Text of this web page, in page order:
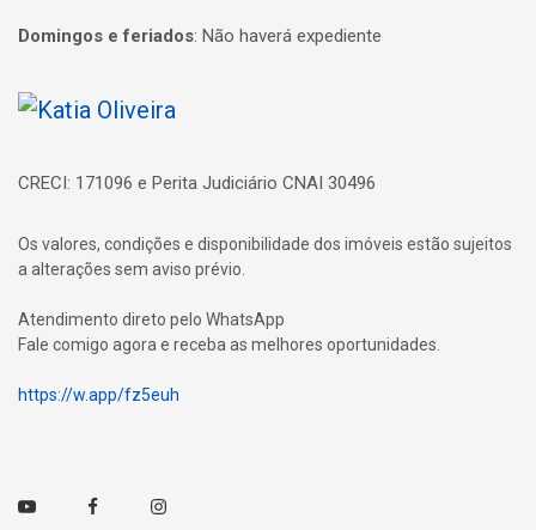
Domingos e feriados: Não haverá expediente
Página inicial
CRECI: 171096 e Perita Judiciário CNAI 30496
Os valores, condições e disponibilidade dos imóveis estão sujeitos
a alterações sem aviso prévio.
Atendimento direto pelo WhatsApp
Fale comigo agora e receba as melhores oportunidades.
https://w.app/fz5euh
Youtube FacebookInstagram